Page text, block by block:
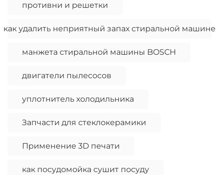
противни и решетки
как удалить неприятный запах стиральной машине
манжета стиральной машины BOSCH
двигатели пылесосов
уплотнитель холодильника
Запчасти для стеклокерамики
Применение 3D печати
как посудомойка сушит посуду